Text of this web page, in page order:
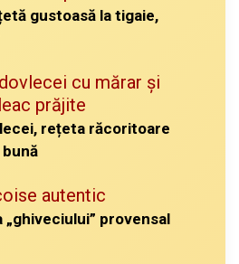
gustoasă la tigaie,
rețeta răcoritoare
provensal